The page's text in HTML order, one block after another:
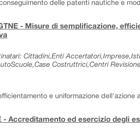
delle patenti nautiche e
- Misure di semplificazione,
Cittadini,Enti
Costruttrici,Centri
e uniformazione dell'azione
- Accreditamento ed esercizio degli